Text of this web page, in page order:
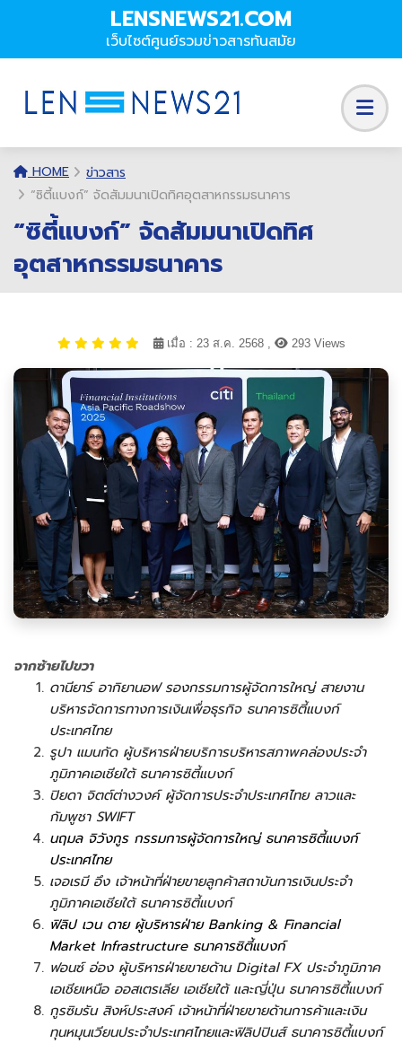
LENSNEWS21.COM
เว็บไซต์ศูนย์รวมข่าวสารทันสมัย
HOME
ข่าวสาร
“ซิตี้แบงก์” จัดสัมมนาเปิดทิศอุตสาหกรรมธนาคาร
“ซิตี้แบงก์” จัดสัมมนาเปิดทิศ
อุตสาหกรรมธนาคาร
เมื่อ : 23 ส.ค. 2568 , 293 Views
จากซ้ายไปขวา
ดานียาร์ อากิยานอฟ รองกรรมการผู้จัดการใหญ่ สายงาน
บริหารจัดการทางการเงินเพื่อธุรกิจ ธนาคารซิตี้แบงก์
ประเทศไทย
รูปา แมนกัด ผู้บริหารฝ่ายบริการบริหารสภาพคล่องประจำ
ภูมิภาคเอเชียใต้ ธนาคารซิตี้แบงก์
ปิยดา จิตต์ต่างวงค์ ผู้จัดการประจำประเทศไทย ลาวและ
กัมพูชา SWIFT
นฤมล จิวังกูร กรรมการผู้จัดการใหญ่ ธนาคารซิตี้แบงก์
ประเทศไทย
เจอเรมี อึง เจ้าหน้าที่ฝ่ายขายลูกค้าสถาบันการเงินประจำ
ภูมิภาคเอเชียใต้ ธนาคารซิตี้แบงก์
ฟิลิป เวน ดาย ผู้บริหารฝ่าย Banking & Financial
Market Infrastructure ธนาคารซิตี้แบงก์
ฟอนซ์ อ่อง ผู้บริหารฝ่ายขายด้าน Digital FX ประจำภูมิภาค
เอเชียเหนือ ออสเตรเลีย เอเชียใต้ และญี่ปุ่น ธนาคารซิตี้แบงก์
กูรซิมรัน สิงห์ประสงค์ เจ้าหน้าที่ฝ่ายขายด้านการค้าและเงิน
ทุนหมุนเวียนประจำประเทศไทยและฟิลิปปินส์ ธนาคารซิตี้แบงก์